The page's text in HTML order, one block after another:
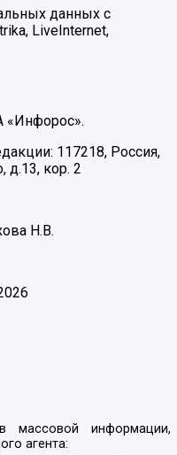
данных с
LiveInternet,
«Инфорос».
117218, Россия,
д.13, кор. 2
Н.В.
массовой информации,
агента: